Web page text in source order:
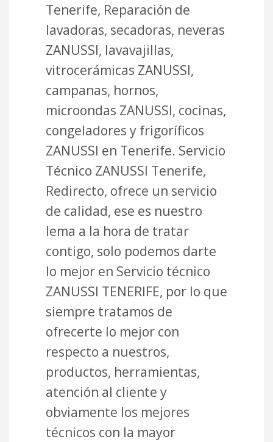
Tenerife, Reparación de
lavadoras, secadoras, neveras
ZANUSSI, lavavajillas,
vitrocerámicas ZANUSSI,
campanas, hornos,
microondas ZANUSSI, cocinas,
congeladores y frigoríficos
ZANUSSI en Tenerife. Servicio
Técnico ZANUSSI Tenerife,
Redirecto, ofrece un servicio
de calidad, ese es nuestro
lema a la hora de tratar
contigo, solo podemos darte
lo mejor en Servicio técnico
ZANUSSI TENERIFE, por lo que
siempre tratamos de
ofrecerte lo mejor con
respecto a nuestros,
productos, herramientas,
atención al cliente y
obviamente los mejores
técnicos con la mayor